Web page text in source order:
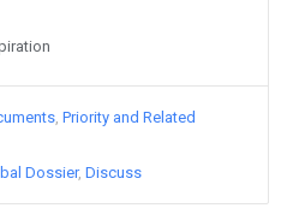
Priority and Related
Dossier Discuss